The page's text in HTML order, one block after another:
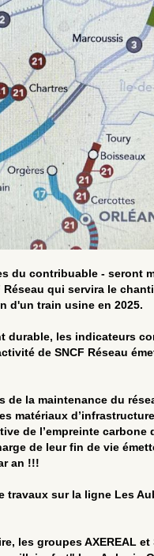
du contribuable - seront
qui servira le
d'un train usine en 2025.
durable, les indicateurs
de SNCF Réseau
de la maintenance du
matériaux
de l’empreinte carbone
de leur fin de vie
an !!!
travaux sur la ligne Les
les groupes AXEREAL